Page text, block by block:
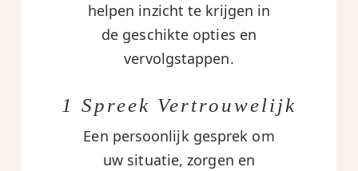
helpen inzicht te krijgen in
de geschikte opties en
vervolgstappen.
1 Spreek Vertrouwelijk
Een persoonlijk gesprek om
uw situatie, zorgen en